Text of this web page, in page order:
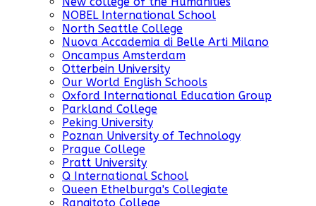
NOBEL International School
North Seattle College
Nuova Accademia di Belle Arti Milano
Oncampus Amsterdam
Otterbein University
Our World English Schools
Oxford International Education Group
Parkland College
Peking University
Poznan University of Technology
Prague College
Pratt University
Q International School
Queen Ethelburga's Collegiate
Rangitoto College